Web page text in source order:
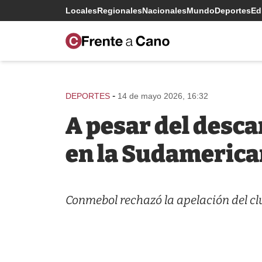
LocalesRegionalesNacionalesMundoDeportes
DEPORTES - 14 de mayo 2026, 16:32
A pesar del
en la
Conmebol rechazó la apelación del